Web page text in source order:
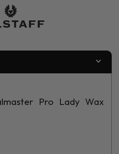
Pro Lady Wax